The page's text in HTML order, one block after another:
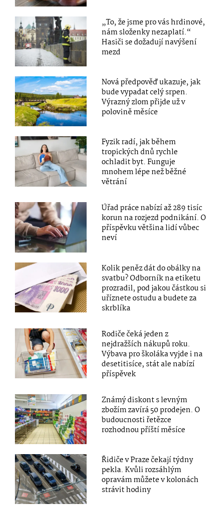
„To, že jsme pro vás hrdinové,
nám složenky nezaplatí.“
Hasiči se dožadují navýšení
mezd
Nová předpověď ukazuje, jak
bude vypadat celý srpen.
Výrazný zlom přijde už v
polovině měsíce
Fyzik radí, jak během
tropických dnů rychle
ochladit byt. Funguje
mnohem lépe než běžné
větrání
Úřad práce nabízí až 289 tisíc
korun na rozjezd podnikání. O
příspěvku většina lidí vůbec
neví
Kolik peněz dát do obálky na
svatbu? Odborník na etiketu
prozradil, pod jakou částkou si
uříznete ostudu a budete za
skrblíka
Rodiče čeká jeden z
nejdražších nákupů roku.
Výbava pro školáka vyjde i na
desetitisíce, stát ale nabízí
příspěvek
Známý diskont s levným
zbožím zavírá 50 prodejen. O
budoucnosti řetězce
rozhodnou příští měsíce
Řidiče v Praze čekají týdny
pekla. Kvůli rozsáhlým
opravám můžete v kolonách
strávit hodiny